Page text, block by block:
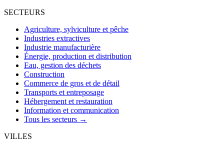
SECTEURS
Agriculture, sylviculture et pêche
Industries extractives
Industrie manufacturière
Énergie, production et distribution
Eau, gestion des déchets
Construction
Commerce de gros et de détail
Transports et entreposage
Hébergement et restauration
Information et communication
Tous les secteurs →
VILLES